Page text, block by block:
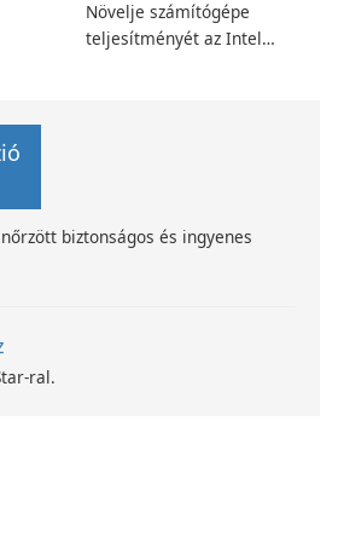
Növelje számítógépe
teljesítményét az Intel
biztonságos és ingyenes
ral.